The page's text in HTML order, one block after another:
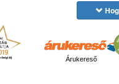
Árukereső